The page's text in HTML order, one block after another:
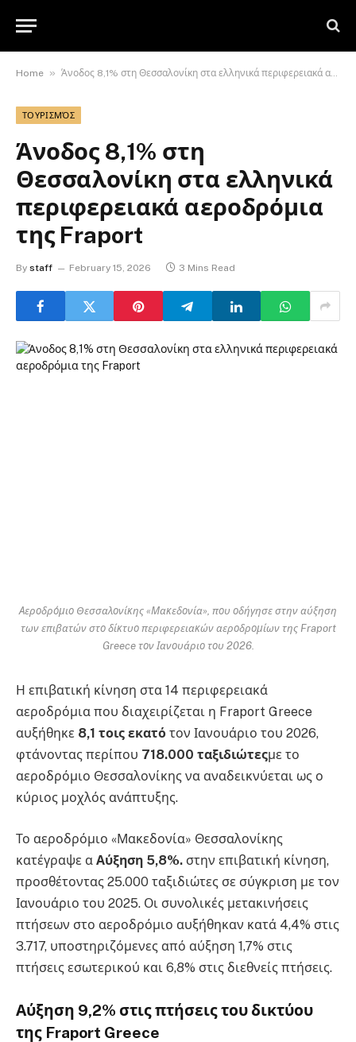
Home » Άνοδος 8,1% στη Θεσσαλονίκη στα ελληνικά περιφερειακά αεροδρόμια της Fraport
ΤΟΥΡΙΣΜΌΣ
Άνοδος 8,1% στη
Θεσσαλονίκη στα ελληνικά
περιφερειακά αεροδρόμια
της Fraport
By staff February 15, 2026 3 Mins Read
Αεροδρόμιο Θεσσαλονίκης «Μακεδονία», που οδήγησε στην αύξηση
των επιβατών στο δίκτυο περιφερειακών αεροδρομίων της Fraport
Greece τον Ιανουάριο του 2026.
Η επιβατική κίνηση στα 14 περιφερειακά
αεροδρόμια που διαχειρίζεται η Fraport Greece
αυξήθηκε 8,1 τοις εκατό τον Ιανουάριο του 2026,
φτάνοντας περίπου 718.000 ταξιδιώτεςμε το
αεροδρόμιο Θεσσαλονίκης να αναδεικνύεται ως ο
κύριος μοχλός ανάπτυξης.
Το αεροδρόμιο «Μακεδονία» Θεσσαλονίκης
κατέγραψε α Αύξηση 5,8%. στην επιβατική κίνηση,
προσθέτοντας 25.000 ταξιδιώτες σε σύγκριση με τον
Ιανουάριο του 2025. Οι συνολικές μετακινήσεις
πτήσεων στο αεροδρόμιο αυξήθηκαν κατά 4,4% στις
3.717, υποστηριζόμενες από αύξηση 1,7% στις
πτήσεις εσωτερικού και 6,8% στις διεθνείς πτήσεις.
Αύξηση 9,2% στις πτήσεις του δικτύου
της Fraport Greece